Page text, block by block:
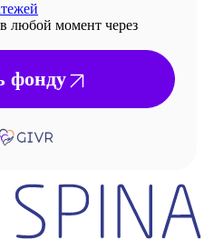
любой момент через
фонду